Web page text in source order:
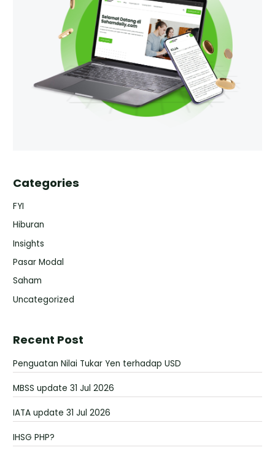
Categories
FYI
Hiburan
Insights
Pasar Modal
Saham
Uncategorized
Recent Post
Penguatan Nilai Tukar Yen terhadap USD
MBSS update 31 Jul 2026
IATA update 31 Jul 2026
IHSG PHP?